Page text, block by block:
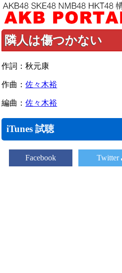
隣人は傷つかない
作詞：秋元康
作曲：佐々木裕
編曲：佐々木裕
iTunes 試聴
Facebook Twitter